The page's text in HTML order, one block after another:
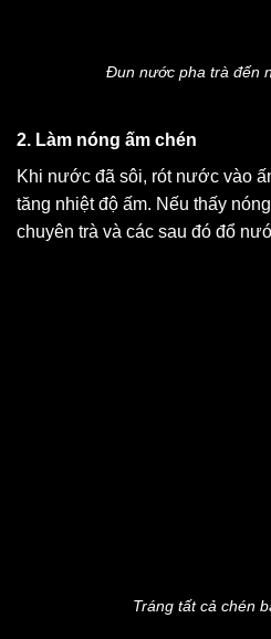
Đun nước pha trà đến
2. Làm nóng ấm chén
Khi nước đã sôi, rót nước vào
tăng nhiệt độ ấm. Nếu thấy
chuyên trà và các sau đó đổ
Tráng tất cả chén